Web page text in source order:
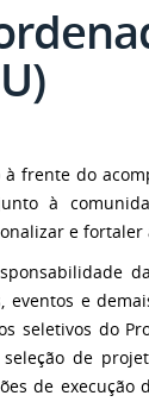
à frente do
à
e fortaler
eventos e
seletivos do
seleção de
de execução